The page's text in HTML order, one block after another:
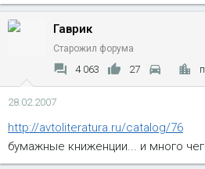
Гаврик
Старожил форума
4 063 27
28.02.2007
http://avtoliteratura.ru/catalog/76
бумажные книженции... и много